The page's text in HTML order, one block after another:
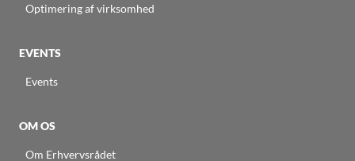
Optimering af virksomhed
EVENTS
Events
OM OS
Om Erhvervsrådet